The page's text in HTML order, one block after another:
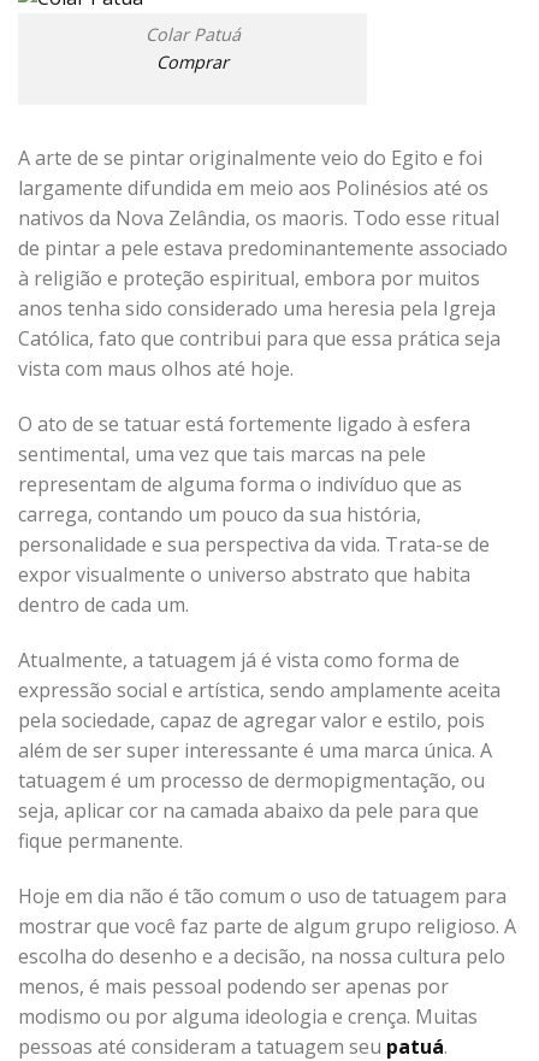
Colar Patuá
Comprar
A arte de se pintar originalmente veio do Egito e foi
largamente difundida em meio aos Polinésios até os
nativos da Nova Zelândia, os maoris. Todo esse ritual
de pintar a pele estava predominantemente associado
à religião e proteção espiritual, embora por muitos
anos tenha sido considerado uma heresia pela Igreja
Católica, fato que contribui para que essa prática seja
vista com maus olhos até hoje.
O ato de se tatuar está fortemente ligado à esfera
sentimental, uma vez que tais marcas na pele
representam de alguma forma o indivíduo que as
carrega, contando um pouco da sua história,
personalidade e sua perspectiva da vida. Trata-se de
expor visualmente o universo abstrato que habita
dentro de cada um.
Atualmente, a tatuagem já é vista como forma de
expressão social e artística, sendo amplamente aceita
pela sociedade, capaz de agregar valor e estilo, pois
além de ser super interessante é uma marca única. A
tatuagem é um processo de dermopigmentação, ou
seja, aplicar cor na camada abaixo da pele para que
fique permanente.
Hoje em dia não é tão comum o uso de tatuagem para
mostrar que você faz parte de algum grupo religioso. A
escolha do desenho e a decisão, na nossa cultura pelo
menos, é mais pessoal podendo ser apenas por
modismo ou por alguma ideologia e crença. Muitas
pessoas até consideram a tatuagem seu patuá.